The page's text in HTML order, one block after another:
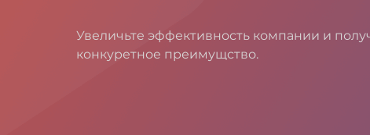
Увеличьте эффективность компании и
конкуретное преимущство.